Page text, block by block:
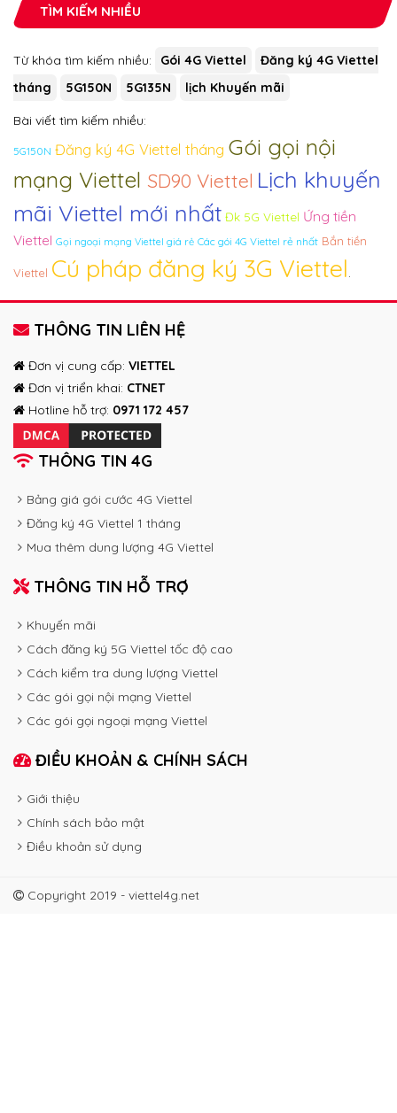
TÌM KIẾM NHIỀU
Từ khóa tìm kiếm nhiều: Gói 4G Viettel
Đăng ký 4G Viettel
tháng
5G150N 5G135N lịch Khuyến mãi
Bài viết tìm kiếm nhiều:
5G150N Đăng ký 4G Viettel tháng Gói gọi nội
mạng Viettel SD90 Viettel Lịch khuyến
mãi Viettel mới nhất Đk 5G Viettel Ứng tiền
Viettel Gọi ngoại mạng Viettel giá rẻ Các gói 4G Viettel rẻ nhất Bắn tiền
Viettel Cú pháp đăng ký 3G Viettel.
THÔNG TIN LIÊN HỆ
Đơn vị cung cấp: VIETTEL
Đơn vị triển khai: CTNET
Hotline hỗ trợ: 0971 172 457
THÔNG TIN 4G
Bảng giá gói cước 4G Viettel
Đăng ký 4G Viettel 1 tháng
Mua thêm dung lượng 4G Viettel
THÔNG TIN HỖ TRỢ
Khuyến mãi
Cách đăng ký 5G Viettel tốc độ cao
Cách kiểm tra dung lượng Viettel
Các gói gọi nội mạng Viettel
Các gói gọi ngoại mạng Viettel
ĐIỀU KHOẢN & CHÍNH SÁCH
Giới thiệu
Chính sách bảo mật
Điều khoản sử dụng
Copyright 2019 - viettel4g.net